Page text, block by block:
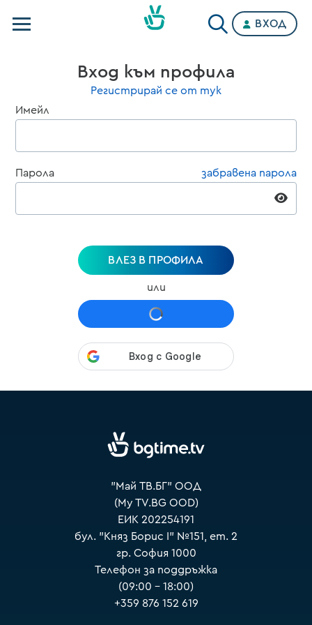
Категории
ВХОД
Вход към профила
Регистрирай се от тук
Имейл
Парола забравена парола
ВЛЕЗ В ПРОФИЛА
или
"Май ТВ.БГ" ООД
(My TV.BG OOD)
ЕИК 202254191
бул. "Княз Борис I" №151, ет. 2
гр. София 1000
Телефон за поддръжка
(09:00 – 18:00)
+359 876 152 619